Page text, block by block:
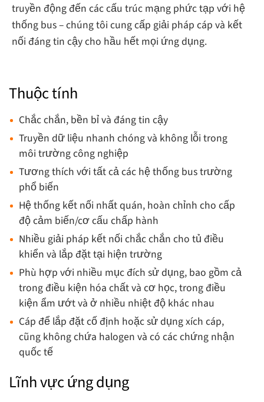
truyền động đến các cấu trúc mạng phức tạp với hệ
thống bus – chúng tôi cung cấp giải pháp cáp và kết
nối đáng tin cậy cho hầu hết mọi ứng dụng.
Thuộc tính
Chắc chắn, bền bỉ và đáng tin cậy
Truyền dữ liệu nhanh chóng và không lỗi trong
môi trường công nghiệp
Tương thích với tất cả các hệ thống bus trường
phổ biến
Hệ thống kết nối nhất quán, hoàn chỉnh cho cấp
độ cảm biến/cơ cấu chấp hành
Nhiều giải pháp kết nối chắc chắn cho tủ điều
khiển và lắp đặt tại hiện trường
Phù hợp với nhiều mục đích sử dụng, bao gồm cả
trong điều kiện hóa chất và cơ học, trong điều
kiện ẩm ướt và ở nhiều nhiệt độ khác nhau
Cáp để lắp đặt cố định hoặc sử dụng xích cáp,
cũng không chứa halogen và có các chứng nhận
quốc tế
Lĩnh vực ứng dụng